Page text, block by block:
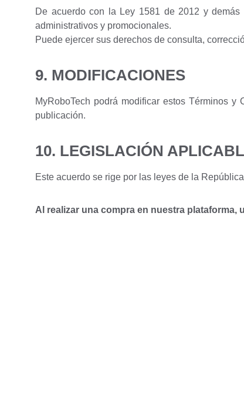
De acuerdo con la Ley 1581 de 2012 y
administrativos y promocionales.
Puede ejercer sus derechos de consulta,
9. MODIFICACIONES
MyRoboTech podrá modificar estos Términos
publicación.
10. LEGISLACIÓN
Este acuerdo se rige por las leyes de la
Al realizar una compra en nuestra